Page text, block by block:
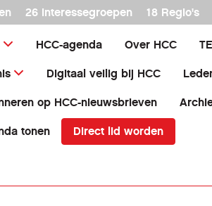
26 interessegroepen 18 Regio's
HCC-agenda Over HCC
Digitaal veilig bij HCC
op HCC-nieuwsbrieven
tonen Direct lid worden